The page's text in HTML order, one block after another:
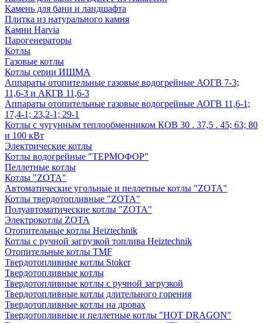
Камень для бани и ландшафта
Плитка из натурального камня
Камни Harvia
Парогенераторы
Котлы
Газовые котлы
Котлы серии ИШМА
Аппараты отопительные газовые водогрейные АОГВ 7-3;
11,6-3 и АКГВ 11,6-3
Аппараты отопительные газовые водогрейные АОГВ 11,6-1;
17,4-1; 23,2-1; 29-1
Котлы с чугунным теплообменником КОВ 30 . 37,5 . 45; 63; 80
и 100 кВт
Электрические котлы
Котлы водогрейные "ТЕРМОФОР"
Пеллетные котлы
Котлы "ZOTA"
Автоматические угольные и пеллетные котлы "ZOTA"
Котлы твердотопливные "ZOTA"
Полуавтоматические котлы "ZOTA"
Электрокотлы ZOTA
Отопительные котлы Heiztechnik
Котлы с ручной загрузкой топлива Heiztechnik
Отопительные котлы TMF
Твердотопливные котлы Stoker
Твердотопливные котлы
Твердотопливные котлы с ручной загрузкой
Твердотопливные котлы длительного горения
Твердотопливные котлы на дровах
Твердотопливные и пеллетные котлы "HOT DRAGON"